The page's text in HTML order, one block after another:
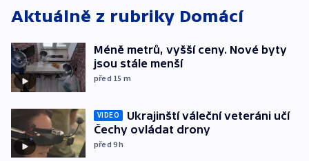
Aktuálně z rubriky Domácí
Méně metrů, vyšší ceny. Nové byty
jsou stále menší
před 15 m
VIDEO
Ukrajinští váleční veteráni učí
Čechy ovládat drony
před 9h